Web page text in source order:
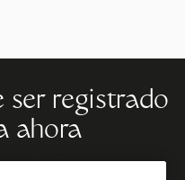
ser registrado
ahora
que registran tiempo,